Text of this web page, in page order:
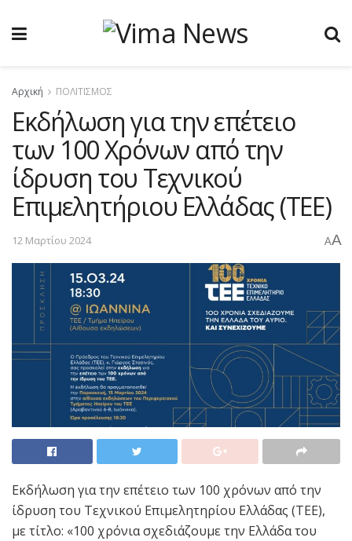
Αρχική ΠΟΛΙΤΙΣΜΟΣ
Εκδήλωση για την επέτειο
των 100 Χρόνων από την
ίδρυση του Τεχνικού
Επιμελητήριου Ελλάδας (ΤΕΕ)
12 Μαρτίου 2024 AA
Εκδήλωση για την επέτειο των 100 χρόνων από την
ίδρυση του Τεχνικού Επιμελητηρίου Ελλάδας (ΤΕΕ),
με τίτλο: «100 χρόνια σχεδιάζουμε την Ελλάδα του